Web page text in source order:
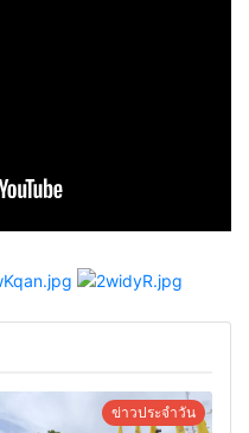
ข่าวประจำวัน